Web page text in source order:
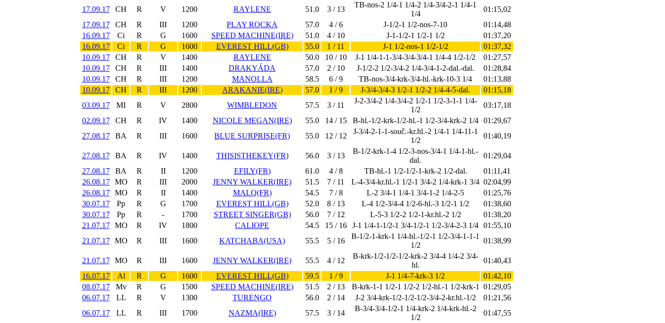
17.09.17 CH R V 1200 RAYLENE 51.0 3 / 13
TB-nos-2 1/4-1 1/4-2 1/4-3/4-2-1 1/4-1
1/4
01:15,02
17.09.17
CH R III 1200 PLAY ROCKA 57.0 4 / 6 J-1/2-1 1/2-nos-7-10
01:14,48
16.09.17
Ci R G 1600 SPEED MACHINE(IRE) 51.0 4 / 10 J-1-1/2-1 1/2-1 1/2
01:37,20
16.09.17
Ci R G 1600 EVEREST HILL(GB) 55.0 1 / 11 J-1 1/2-nos-1 1/2-1/2
01:37,32
10.09.17
CH R V 1400 RAYLENE 50.0 10 / 10 J-1 1/4-1-1-3/4-3/4-3/4-1 1/4-4 1/2-1/2
01:27,57
10.09.17
CH R III 1400 DRAKYÁDA 57.0 2 / 10 J-1/2-2 1/2-3/4-2 1/4-3/4-1-2-dal.-dal.
01:28,84
10.09.17
CH R III 1200 MANOLLA 58.5 6 / 9 TB-nos-3/4-krk-3/4-hl.-krk-10-3 1/4
01:13,88
10.09.17
CH R III 1200 ARAKANIE(IRE) 57.0 1 / 9 J-3/4-3/4-3 1/2-1 1/2-2 1/4-4-5-dal.
01:15,18
03.09.17
MI R V 2800 WIMBLEDON 57.5 3 / 11
J-2-3/4-2 1/4-3/4-2 1/2-1 1/2-3-1-1 1/4-
1/2
03:17,18
02.09.17
CH R IV 1400 NICOLE MEGAN(IRE) 55.0 14 / 15 B-hl.-1/2-krk-1/2-hl.-1 1/2-3/4-krk-2 1/4
01:29,67
27.08.17
BA R III 1600 BLUE SURPRISE(FR) 55.0 12 / 12
J-3/4-2-1-1-souč.-kr.hl.-2 1/4-1 1/4-11-1
1/2
01:40,19
27.08.17 BA R IV 1400 THISISTHEKEY(FR) 56.0 3 / 13
B-1/2-krk-1-4 1/2-3-nos-3/4-1 1/4-1-hl.-
dal.
01:29,04
27.08.17
BA R II 1200 EFILY(FR) 61.0 4 / 8 TB-hl.-1 1/2-1/2-1-krk-2 1/2-dal.
01:11,41
26.08.17
MO R III 2000 JENNY WALKER(IRE) 51.5 7 / 11 L-4-3/4-kr.hl.-1 1/2-1 3/4-2 1/4-krk-1 3/4 02:04,99
26.08.17
MO R II 1400 MALQ(FR) 54.5 7 / 8 L-2 3/4-1 1/4-1 3/4-1-2 1/4-2-5
01:25,76
30.07.17
Pp R G 1700 EVEREST HILL(GB) 52.0 8 / 13 L-4 1/2-3/4-4 1/2-6-hl.-3 1/2-1 1/2
01:38,60
30.07.17
Pp R - 1700 STREET SINGER(GB) 56.0 7 / 12 L-5-3 1/2-2 1/2-1-kr.hl.-2 1/2
01:38,20
21.07.17
MO R IV 1800 CALIOPE 54.5 15 / 16 J-1 1/4-1-1/2-1 3/4-1/2-1 1/2-3/4-2-3 1/4 01:55,10
21.07.17
MO R III 1600 KATCHABA(USA) 55.5 5 / 16
B-1/2-1-krk-1 1/4-hl.-1/2-1 1/2-3/4-1-1-1
1/2
01:38,99
21.07.17 MO R III 1600 JENNY WALKER(IRE) 55.5 4 / 12
B-krk-1/2-1/2-1/2-krk-2 3/4-4 1/4-2 3/4-
hl.
01:40,43
16.07.17
Al R G 1600 EVEREST HILL(GB) 59.5 1 / 9 J-1 1/4-7-krk-3 1/2
01:42,10
08.07.17
Mv R G 1500 SPEED MACHINE(IRE) 51.5 2 / 13 B-krk-1-1 1/2-1 1/2-2 1/2-hl.-1 1/2-krk-1
01:29,05
06.07.17
LL R V 1300 TURENGO 56.0 2 / 14 J-2 3/4-krk-1/2-1/2-1/2-3/4-2-kr.hl.-1/2
01:21,56
06.07.17
LL R III 1700 NAZMA(IRE) 57.5 3 / 14
B-3/4-3/4-1/2-1 1/4-krk-2 1/4-krk-hl.-2
1/2
01:47,55